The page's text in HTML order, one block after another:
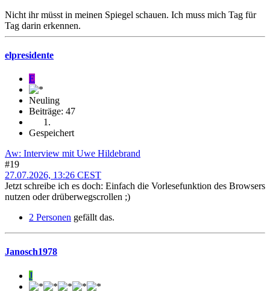
Nicht ihr müsst in meinen Spiegel schauen. Ich muss mich Tag für
Tag darin erkennen.
elpresidente
E
Neuling
Beiträge: 47
Gespeichert
Aw: Interview mit Uwe Hildebrand
#19
27.07.2026, 13:26 CEST
Jetzt schreibe ich es doch: Einfach die Vorlesefunktion des Browsers
nutzen oder drüberwegscrollen ;)
2 Personen gefällt das.
Janosch1978
J